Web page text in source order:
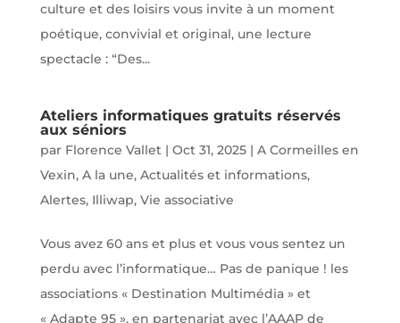
culture et des loisirs vous invite à un moment
poétique, convivial et original, une lecture
spectacle : “Des...
Ateliers informatiques gratuits réservés
aux séniors
par Florence Vallet| Oct 31, 2025| A Cormeilles en
Vexin, A la une, Actualités et informations,
Alertes, Illiwap, Vie associative
Vous avez 60 ans et plus et vous vous sentez un
perdu avec l’informatique… Pas de panique ! les
associations « Destination Multimédia » et
« Adapte 95 », en partenariat avec l’AAAP de